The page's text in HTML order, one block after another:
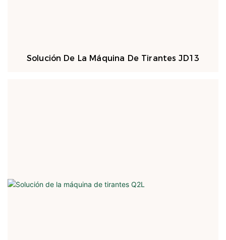
Solución De La Máquina De Tirantes JD13